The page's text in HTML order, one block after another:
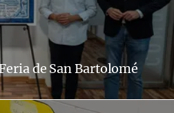
de San Bartolomé